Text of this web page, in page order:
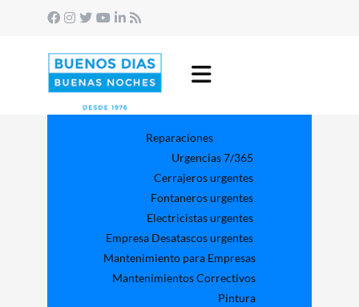
Reparaciones
Urgencias 7/365
Cerrajeros urgentes
Fontaneros urgentes
Electricistas urgentes
Empresa Desatascos urgentes
Mantenimiento para Empresas​
Mantenimientos Correctivos
Pintura